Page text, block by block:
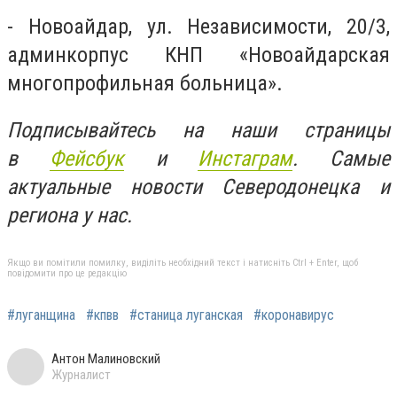
- Новоайдар, ул. Независимости, 20/3,
админкорпус КНП «Новоайдарская
многопрофильная больница».
Подписывайтесь на наши страницы
в
Фейсбуки Инстаграм. Самые
актуальные новости Северодонецка и
региона у нас.
Якщо ви помітили помилку, виділіть необхідний текст і натисніть Ctrl + Enter, щоб
повідомити про це редакцію
#луганщина #кпвв #станица луганская #коронавирус
Антон Малиновский
Журналист